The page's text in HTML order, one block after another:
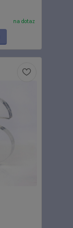
na dotaz